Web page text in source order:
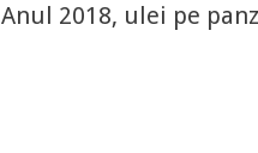
Anul 2018, ulei pe